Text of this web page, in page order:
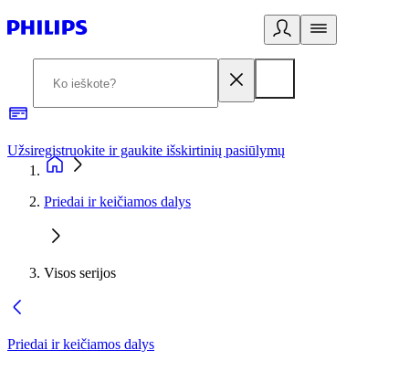
Užsiregistruokite ir gaukite išskirtinių pasiūlymų
Priedai ir keičiamos dalys
Visos serijos
Priedai ir keičiamos dalys